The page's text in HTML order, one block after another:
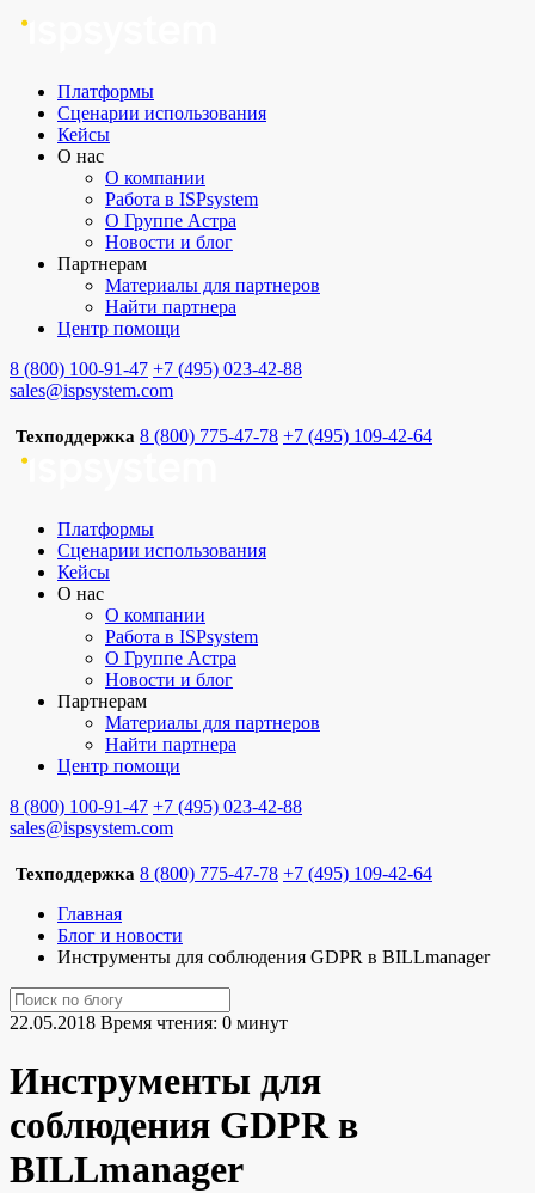
Платформы
Сценарии использования
Кейсы
О нас
О компании
Работа в ISPsystem
О Группе Астра
Новости и блог
Партнерам
Материалы для партнеров
Найти партнера
Центр помощи
8 (800) 100-91-47 +7 (495) 023-42-88
sales@ispsystem.com
Техподдержка 8 (800) 775-47-78 +7 (495) 109-42-64
Платформы
Сценарии использования
Кейсы
О нас
О компании
Работа в ISPsystem
О Группе Астра
Новости и блог
Партнерам
Материалы для партнеров
Найти партнера
Центр помощи
8 (800) 100-91-47 +7 (495) 023-42-88
sales@ispsystem.com
Техподдержка 8 (800) 775-47-78 +7 (495) 109-42-64
Главная
Блог и новости
Инструменты для соблюдения GDPR в BILLmanager
22.05.2018 Время чтения: 0 минут
Инструменты для
соблюдения GDPR в
BILLmanager